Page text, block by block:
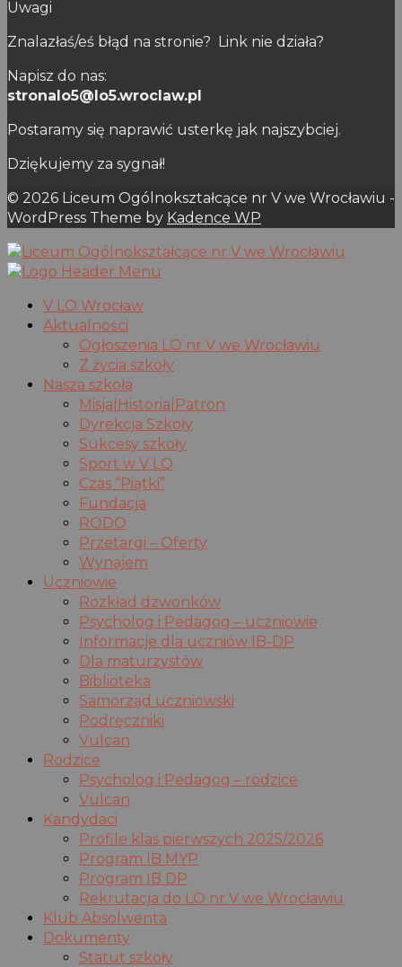
Uwagi
Znalazłaś/eś błąd na stronie? Link nie działa?
Napisz do nas:
stronalo5@lo5.wroclaw.pl
Postaramy się naprawić usterkę jak najszybciej.
Dziękujemy za sygnał!
© 2026 Liceum Ogólnokształcące nr V we Wrocławiu -
WordPress Theme by Kadence WP
V LO Wrocław
Aktualności
Ogłoszenia LO nr V we Wrocławiu
Z życia szkoły
Nasza szkoła
Misja|Historia|Patron
Dyrekcja Szkoły
Sukcesy szkoły
Sport w V LO
Czas “Piątki”
Fundacja
RODO
Przetargi – Oferty
Wynajem
Uczniowie
Rozkład dzwonków
Psycholog i Pedagog – uczniowie
Informacje dla uczniów IB-DP
Dla maturzystów
Biblioteka
Samorząd uczniowski
Podręczniki
Vulcan
Rodzice
Psycholog i Pedagog – rodzice
Vulcan
Kandydaci
Profile klas pierwszych 2025/2026
Program IB MYP
Program IB DP
Rekrutacja do LO nr V we Wrocławiu
Klub Absolwenta
Dokumenty
Statut szkoły